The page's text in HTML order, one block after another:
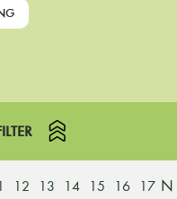
12 13 14 15 16
17 N